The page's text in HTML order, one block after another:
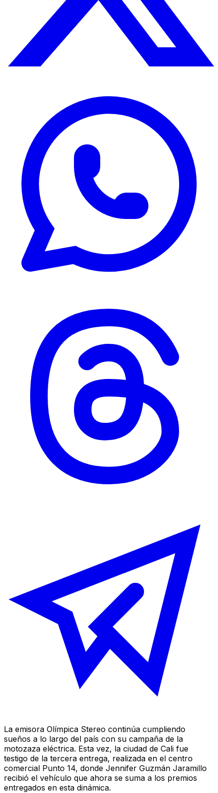
La emisora Olímpica Stereo continúa cumpliendo
sueños a lo largo del país con su campaña de la
motozaza eléctrica. Esta vez, la ciudad de Cali fue
testigo de la tercera entrega, realizada en el centro
comercial Punto 14, donde Jennifer Guzmán Jaramillo
recibió el vehículo que ahora se suma a los premios
entregados en esta dinámica.